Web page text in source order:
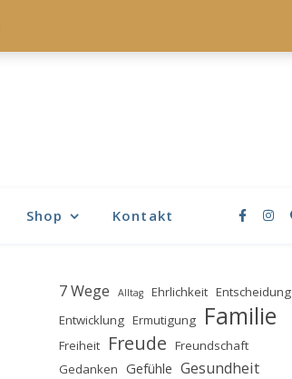
Shop Kontakt
7 Wege Alltag Ehrlichkeit Entscheidung
Entwicklung Ermutigung Familie
Freiheit Freude Freundschaft
Gedanken Gefühle Gesundheit